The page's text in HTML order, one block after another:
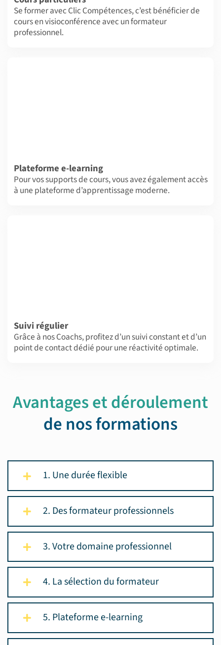
Se former avec Clic Compétences, c’est bénéficier de
cours en visioconférence avec un formateur
professionnel.
Plateforme e-learning
Pour vos supports de cours, vous avez également accès
à une plateforme d’apprentissage moderne.
Suivi régulier
Grâce à nos Coachs, profitez d’un suivi constant et d’un
point de contact dédié pour une réactivité optimale.
Avantages et déroulement
de nos formations
1. Une durée flexible
2. Des formateur professionnels
3. Votre domaine professionnel
4. La sélection du formateur
5. Plateforme e-learning